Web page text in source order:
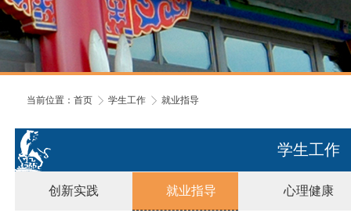
当前位置： 首页 学生工作 就业指导
学生工作
创新实践 就业指导 心理健康